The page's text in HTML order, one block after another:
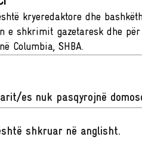
kryeredaktore dhe
e shkrimit gazetaresk dhe
Columbia, SHBA.
es nuk pasqyrojnë
shkruar në anglisht.